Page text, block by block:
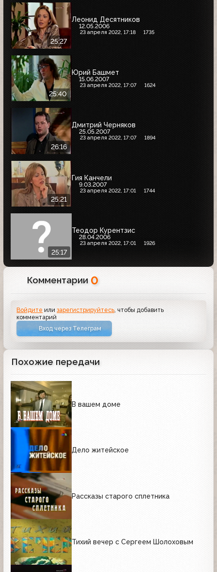
25:27
Леонид Десятников
12.05.2006
23 апреля 2022, 17:18 1735
25:40
Юрий Башмет
15.06.2007
23 апреля 2022, 17:07 1624
26:16
Дмитрий Черняков
25.05.2007
23 апреля 2022, 17:07 1894
25:21
Гия Канчели
9.03.2007
23 апреля 2022, 17:01 1744
25:17
Теодор Курентзис
28.04.2006
23 апреля 2022, 17:01 1926
Комментарии 0
Войдите илизарегистрируйтесь, чтобы добавить
комментарий
Вход через Телеграм
Похожие передачи
В вашем доме
Дело житейское
Рассказы старого сплетника
Тихий вечер с Сергеем Шолоховым